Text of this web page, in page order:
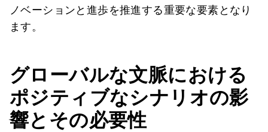
ノベーションと進歩を推進する重要な要素となり
ます。
グローバルな文脈における
ポジティブなシナリオの影
響とその必要性